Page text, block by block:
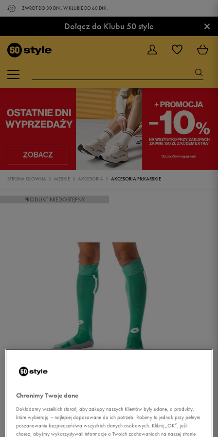
ZWROT DO 30 DNI. W KLUBIE DO 60 DNI.
Dołącz do Klubu 50 style ×
STRONA GŁÓWNA MĘSKIE AKCESORIA AKCESORIA PIŁKARSKIE
PRODUKT NIEDOSTĘPNY
LOTTO GETRY SR 42-44
Chronimy Twoje dane
Dokładamy wszelkich starań, aby zakupy naszych Klientów były udane, a produkty,
które wybierają – najlepiej dopasowane do ich potrzeb. Robimy to jednak przy pełnym
poszanowaniu bezpieczeństwa wszystkich danych osobowych. Kliknij „OK”, jeśli
chcesz, abyśmy wykorzystywali informacje o Twoich zachowaniach na naszej stronie